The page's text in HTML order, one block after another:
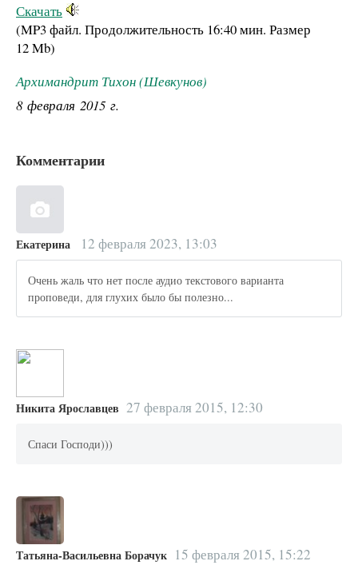
Скачать
(MP3 файл. Продолжительность 16:40 мин. Размер
12 Mb)
Архимандрит Тихон (Шевкунов)
8 февраля 2015 г.
Комментарии
Екатерина 12 февраля 2023, 13:03
Очень жаль что нет после аудио текстового варианта
проповеди, для глухих было бы полезно...
Никита Ярославцев 27 февраля 2015, 12:30
Спаси Господи)))
Татьяна-Васильевна Борачук 15 февраля 2015, 15:22